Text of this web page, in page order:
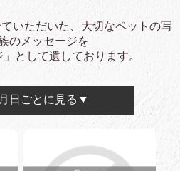
いただいた、大切なペットの写
のメッセージを
」として遺しております。
日ごとに見る▼